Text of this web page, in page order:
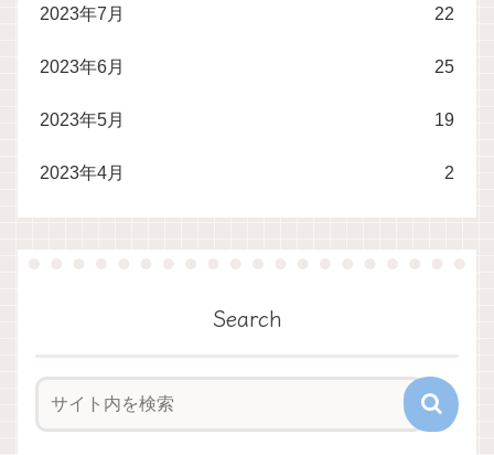
2023年7月 22
2023年6月 25
2023年5月 19
2023年4月 2
Search